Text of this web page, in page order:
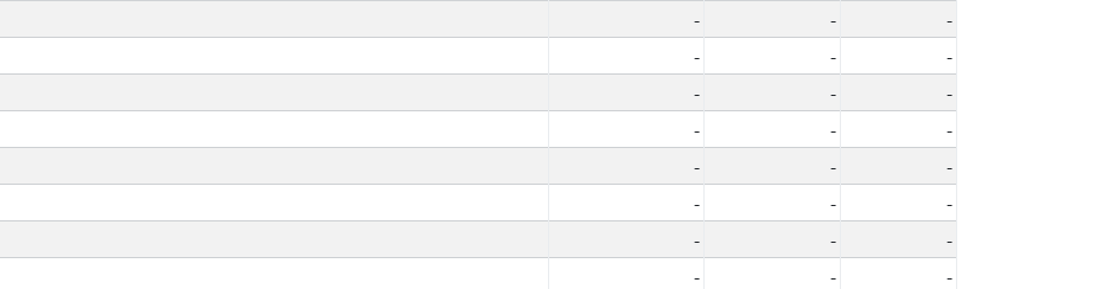
- -
-
- -
-
- -
-
- -
-
- -
-
- -
-
- -
-
- -
-